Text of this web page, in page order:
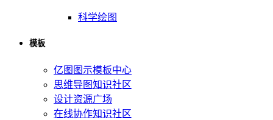
科学绘图
模板
亿图图示模板中心
思维导图知识社区
设计资源广场
在线协作知识社区